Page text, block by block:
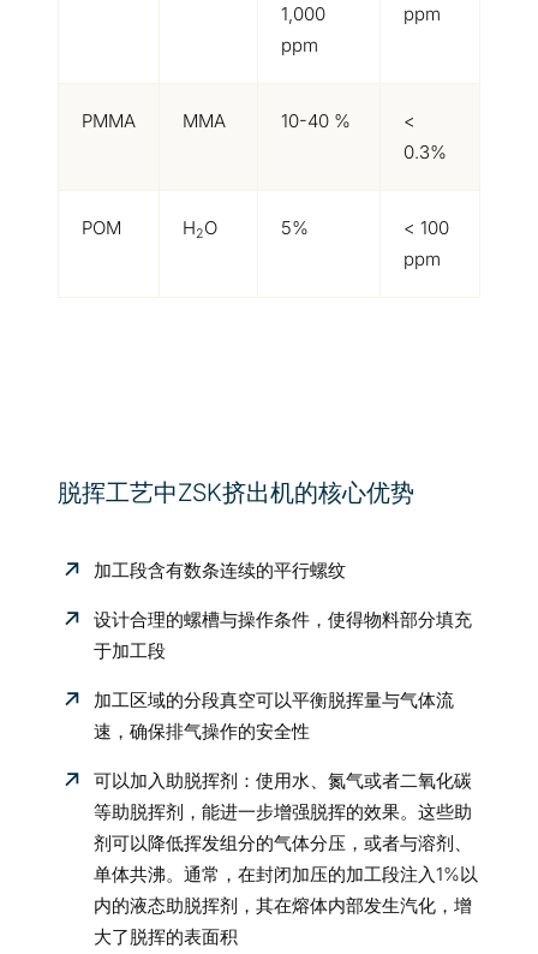
1,000
ppm
ppm
PMMA MMA 10-40 %
<
0.3%
POM H2O 5%
< 100
ppm
脱挥工艺中ZSK挤出机的核心优势
加工段含有数条连续的平行螺纹
设计合理的螺槽与操作条件，使得物料部分填充
于加工段
加工区域的分段真空可以平衡脱挥量与气体流
速，确保排气操作的安全性
可以加入助脱挥剂：使用水、氮气或者二氧化碳
等助脱挥剂，能进一步增强脱挥的效果。这些助
剂可以降低挥发组分的气体分压，或者与溶剂、
单体共沸。通常，在封闭加压的加工段注入1%以
内的液态助脱挥剂，其在熔体内部发生汽化，增
大了脱挥的表面积